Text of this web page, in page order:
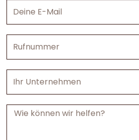
E-
Unternehmen
Nachricht